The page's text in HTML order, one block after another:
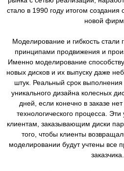
стало в 1990 году итогом создания
новой
Моделирование и гибкость стали
принципами продвижения и
Именно моделирование
новых дисков и их выпуску даже
штук. Реальный срок выполнения
уникального дизайна колесных
дней, если конечно в заказе
технологического процесса.
клиентам, заказывающим диски
того, чтобы клиенты
моделировании будут учтены все
заказчика.